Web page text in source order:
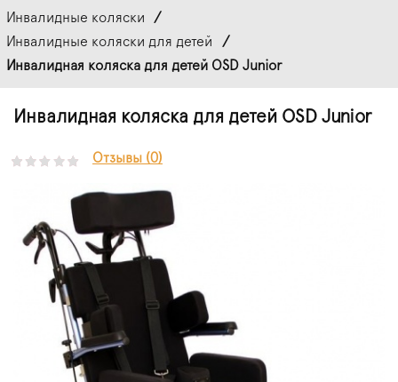
Инвалидные коляски
Инвалидные коляски для детей
Инвалидная коляска для детей OSD Junior
Инвалидная коляска для детей OSD Junior
Отзывы (0)